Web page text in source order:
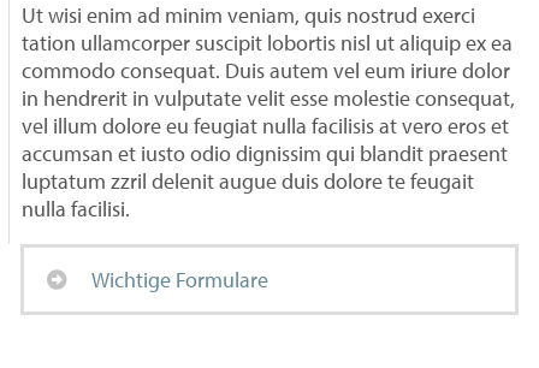
Wichtige Formulare
Ut wisi enim ad minim veniam, quis nostrud exerci
tation ullamcorper suscipit lobortis nisl ut aliquip ex ea
commodo consequat. Duis autem vel eum iriure dolor
in hendrerit in vulputate velit esse molestie consequat,
vel illum dolore eu feugiat nulla facilisis at vero eros et
accumsan et iusto odio dignissim qui blandit praesent
luptatum zzril delenit augue duis dolore te feugait
nulla facilisi.